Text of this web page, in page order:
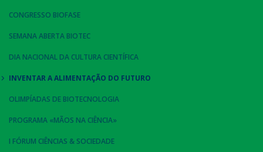
CONGRESSO BIOFASE
SEMANA ABERTA BIOTEC
DIA NACIONAL DA CULTURA CIENTÍFICA
INVENTAR A ALIMENTAÇÃO DO FUTURO
OLIMPÍADAS DE BIOTECNOLOGIA
PROGRAMA «MÃOS NA CIÊNCIA»
I FÓRUM CIÊNCIAS & SOCIEDADE